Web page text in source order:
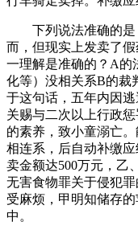
下列说法准确的是
而，但现实上发卖了
一理解是准确的？A的
化等）没相关系B的裁
于这句话，五年内因
关赐与二次以上行政
的素养，致小童溺亡
相连系，后自动补缴
卖金额达500万元，乙
无害食物罪关于侵犯
受麻烦，甲明知储存
中。